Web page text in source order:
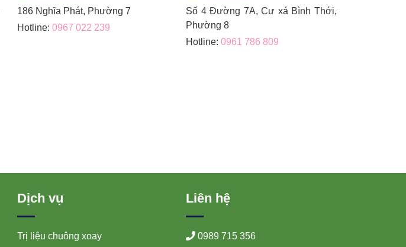
186 Nghĩa Phát, Phường 7
Hotline: 0967 022 239
Số 4 Đường 7A, Cư xá Bình Thới,
Phường 8
Hotline: 0961 786 809
Dịch vụ
Trị liệu chuông xoay
Liên hệ
0989 715 356